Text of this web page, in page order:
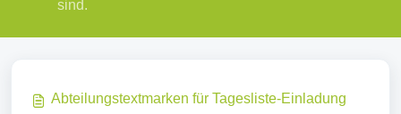
sind.
Abteilungstextmarken für Tagesliste-Einladung